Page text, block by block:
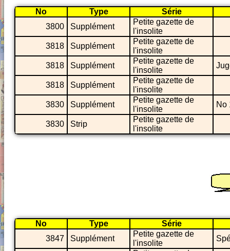
No Type
Série
3800
Supplément
Petite gazette de
l'insolite
3818
Supplément
Petite gazette de
l'insolite
3818
Supplément
Petite gazette de
l'insolite
3818 Supplément
Petite gazette de
l'insolite
3830
Supplément
Petite gazette de
l'insolite
No
3830 Strip
Petite gazette de
l'insolite
No Type
Série
3847
Supplément
Petite gazette de
l'insolite